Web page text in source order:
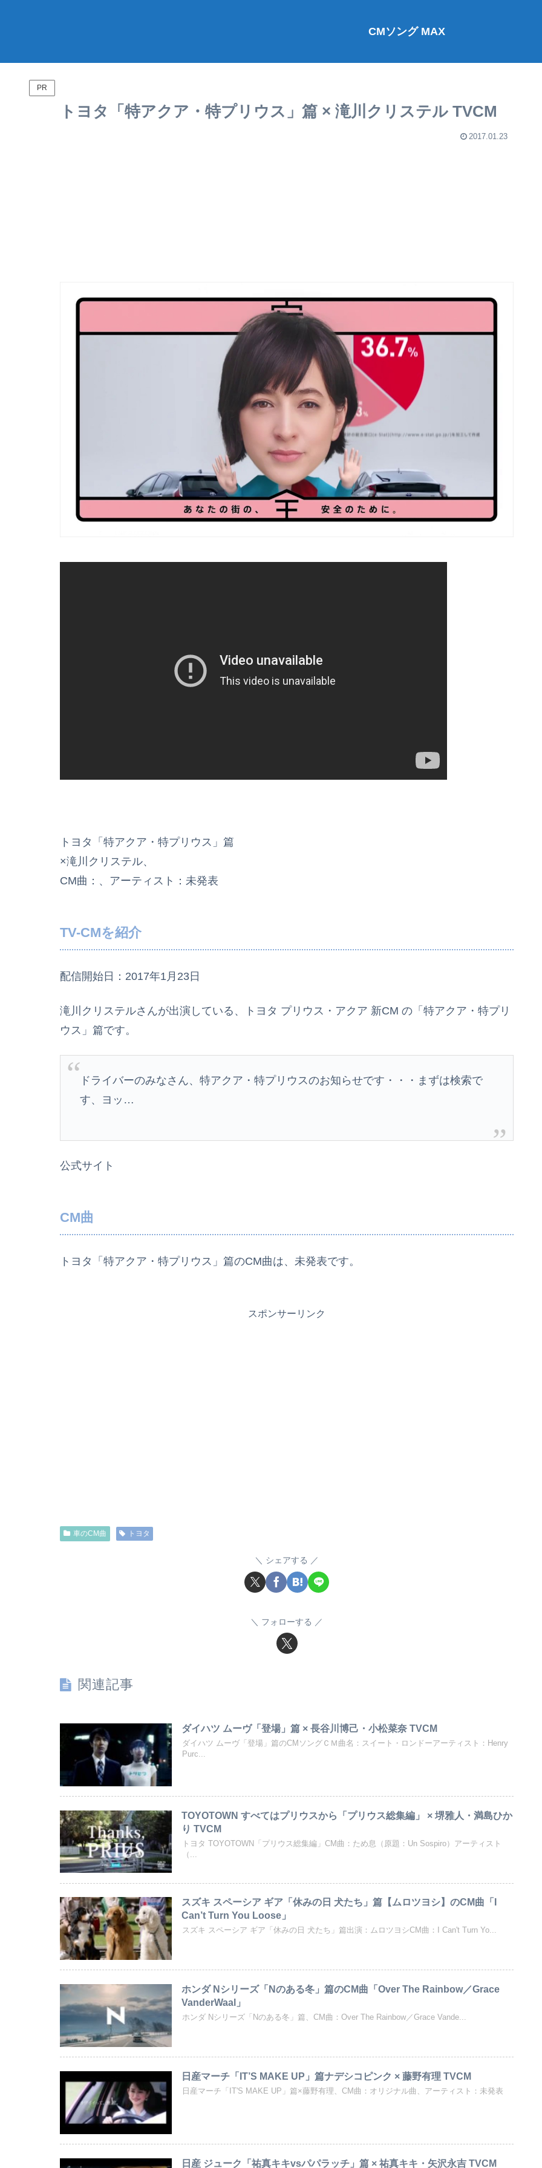
CMソング MAX
PR
トヨタ「特アクア・特プリウス」篇 × 滝川クリステル TVCM
2017.01.23
トヨタ「特アクア・特プリウス」篇
×滝川クリステル、
CM曲：、アーティスト：未発表
TV-CMを紹介
配信開始日：2017年1月23日
滝川クリステルさんが出演している、トヨタ プリウス・アクア 新CM の「特アクア・特プリ
ウス」篇です。
ドライバーのみなさん、特アクア・特プリウスのお知らせです・・・まずは検索で
す、ヨッ…
公式サイト
CM曲
トヨタ「特アクア・特プリウス」篇のCM曲は、未発表です。
スポンサーリンク
車のCM曲 トヨタ
シェアする
フォローする
関連記事
ダイハツ ムーヴ「登場」篇 × 長谷川博己・小松菜奈 TVCM
ダイハツ ムーヴ「登場」篇のCMソングＣＭ曲名：スイート・ロンドーアーティスト：Henry
Purc...
TOYOTOWN すべてはプリウスから「プリウス総集編」 × 堺雅人・満島ひか
り TVCM
トヨタ TOYOTOWN「プリウス総集編」CM曲：ため息（原題：Un Sospiro）アーティスト
（...
スズキ スペーシア ギア「休みの日 犬たち」篇【ムロツヨシ】のCM曲「I
Can’t Turn You Loose」
スズキ スペーシア ギア「休みの日 犬たち」篇出演：ムロツヨシCM曲：I Can't Turn Yo...
ホンダ Nシリーズ「Nのある冬」篇のCM曲「Over The Rainbow／Grace
VanderWaal」
ホンダ Nシリーズ「Nのある冬」篇、CM曲：Over The Rainbow／Grace Vande...
日産マーチ「IT’S MAKE UP」篇ナデシコピンク × 藤野有理 TVCM
日産マーチ「IT'S MAKE UP」篇×藤野有理、CM曲：オリジナル曲、アーティスト：未発表
日産 ジューク「祐真キキvsパパラッチ」篇 × 祐真キキ・矢沢永吉 TVCM